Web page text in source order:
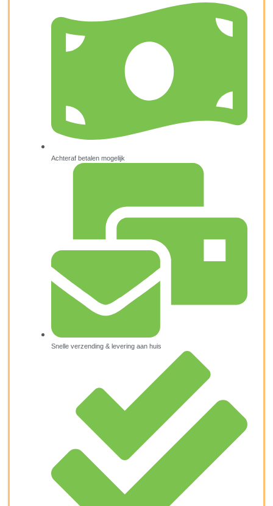
Achteraf betalen mogelijk
Snelle verzending & levering aan huis